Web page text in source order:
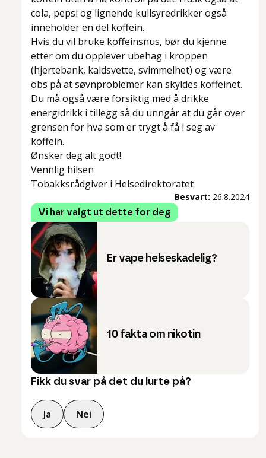
cola, pepsi og lignende kullsyredrikker også
inneholder en del koffein.
Hvis du vil bruke koffeinsnus, bør du kjenne
etter om du opplever ubehag i kroppen
(hjertebank, kaldsvette, svimmelhet) og være
obs på at søvnproblemer kan skyldes koffeinet.
Du må også være forsiktig med å drikke
energidrikk i tillegg så du unngår at du går over
grensen for hva som er trygt å få i seg av
koffein.
Ønsker deg alt godt!
Vennlig hilsen
Tobakksrådgiver i Helsedirektoratet
Besvart: 26.8.2024
Vi har valgt ut dette for deg
Er vape helseskadelig?
10 fakta om nikotin
Fikk du svar på det du lurte på?
Ja Nei